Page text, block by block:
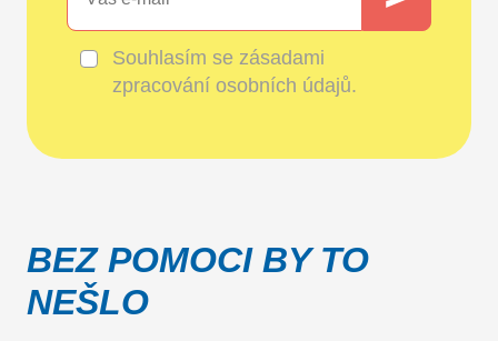
Souhlasím se zásadami
zpracování osobních údajů.
BEZ POMOCI BY TO
NEŠLO